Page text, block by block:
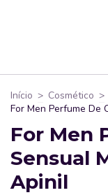
Início > Cosmético >
For Men Perfume De
For Men
Sensual
Apinil